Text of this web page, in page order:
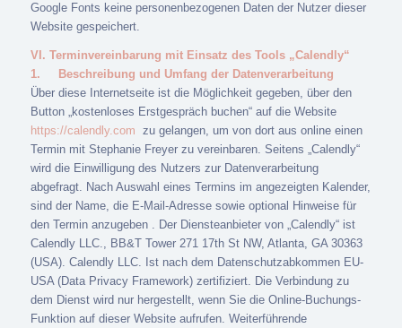
Google Fonts keine personenbezogenen Daten der Nutzer dieser
Website gespeichert.
VI. Terminvereinbarung mit Einsatz des Tools „Calendly“
1.
Beschreibung und Umfang der Datenverarbeitung
Über diese Internetseite ist die Möglichkeit gegeben, über den
Button „kostenloses Erstgespräch buchen“ auf die Website
https://calendly.com zu gelangen, um von dort aus online einen
Termin mit Stephanie Freyer zu vereinbaren. Seitens „Calendly“
wird die Einwilligung des Nutzers zur Datenverarbeitung
abgefragt. Nach Auswahl eines Termins im angezeigten Kalender,
sind der Name, die E-Mail-Adresse sowie optional Hinweise für
den Termin anzugeben . Der Diensteanbieter von „Calendly“ ist
Calendly LLC., BB&T Tower 271 17th St NW, Atlanta, GA 30363
(USA). Calendly LLC. Ist nach dem Datenschutzabkommen EU-
USA (Data Privacy Framework) zertifiziert. Die Verbindung zu
dem Dienst wird nur hergestellt, wenn Sie die Online-Buchungs-
Funktion auf dieser Website aufrufen. Weiterführende